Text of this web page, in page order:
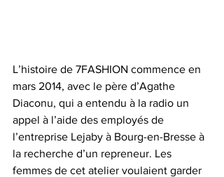
L’histoire de 7FASHION commence en
mars 2014, avec le père d’Agathe
Diaconu, qui a entendu à la radio un
appel à l’aide des employés de
l’entreprise Lejaby à Bourg-en-Bresse à
la recherche d’un repreneur. Les
femmes de cet atelier voulaient garder